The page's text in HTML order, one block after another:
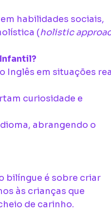
habilidades sociais,
(holistic
Inglês em situações
curiosidade e
abrangendo o
bilíngue é sobre criar
às crianças que
de carinho.